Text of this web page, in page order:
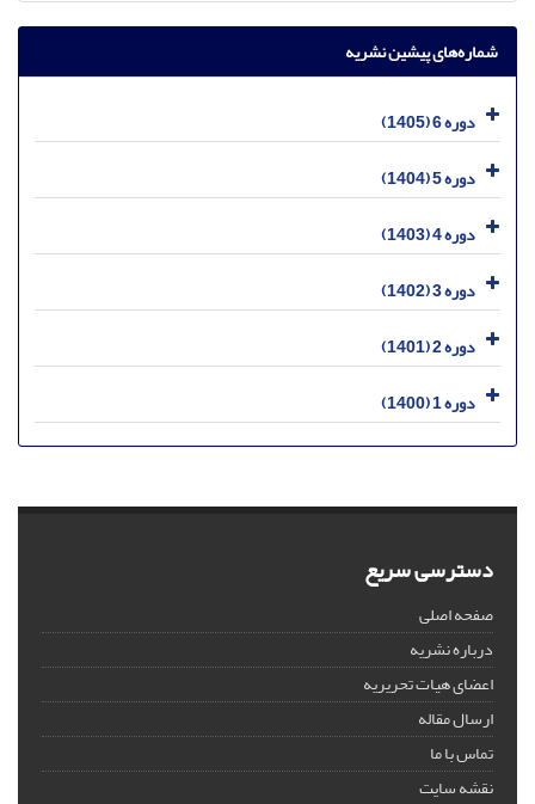
شماره‌های پیشین نشریه
دوره 6 (1405)
دوره 5 (1404)
دوره 4 (1403)
دوره 3 (1402)
دوره 2 (1401)
دوره 1 (1400)
دسترسی سریع
صفحه اصلی
درباره نشریه
اعضای هیات تحریریه
ارسال مقاله
تماس با ما
نقشه سایت